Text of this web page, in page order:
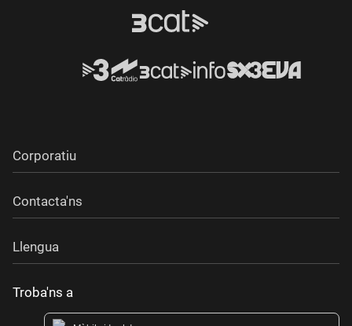
Corporatiu
Contacta'ns
Llengua
Troba'ns a